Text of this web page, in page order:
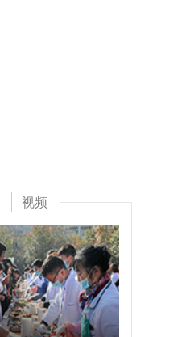
视频